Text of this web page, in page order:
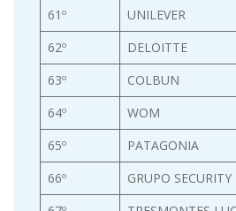
61º
UNILEVER
62º
DELOITTE
63º
COLBUN
64º
WOM
65º
PATAGONIA
66º
GRUPO SECURITY